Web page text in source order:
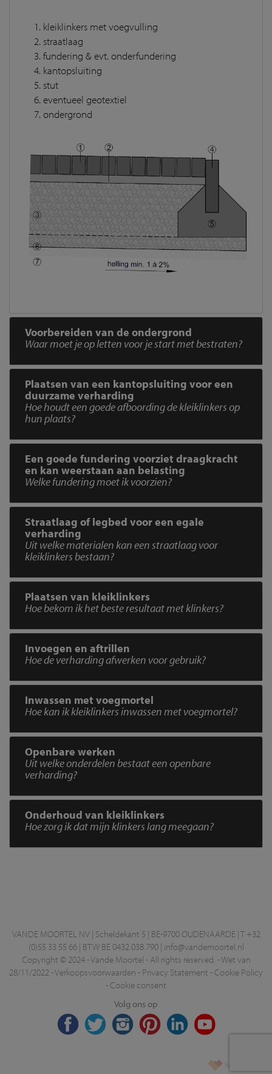
kleiklinkers met voegvulling
straatlaag
fundering & evt. onderfundering
kantopsluiting
stut
eventueel geotextiel
ondergrond
Voorbereiden van de ondergrond
Waar moet je op letten voor je start met bestraten?
Plaatsen van een kantopsluiting voor een
duurzame verharding
Hoe houdt een goede afboording de kleiklinkers op
hun plaats?
Een goede fundering voorziet draagkracht
en kan weerstaan aan belasting
Welke fundering moet ik voorzien?
Straatlaag of legbed voor een egale
verharding
Uit welke materialen kan een straatlaag voor
kleiklinkers bestaan?
Plaatsen van kleiklinkers
Hoe bekom ik het beste resultaat met klinkers?
Invoegen en aftrillen
Hoe de verharding afwerken voor gebruik?
Inwassen met voegmortel
Hoe kan ik kleiklinkers inwassen met voegmortel?
Openbare werken
Uit welke onderdelen bestaat een openbare
verharding?
Onderhoud van kleiklinkers
Hoe zorg ik dat mijn klinkers lang meegaan?
VANDE MOORTEL NV | Scheldekant 5 | BE-9700 OUDENAARDE | T +32
(0)55 33 55 66 | BTW BE 0432.038.790 | info@vandemoortel.nl
Copyright © 2024 - Vande Moortel - All rights reserved. -Wet van
28/11/2022 -Verkoopsvoorwaarden - Privacy Statement - Cookie Policy
- Cookie consent
Volg ons op